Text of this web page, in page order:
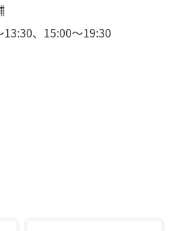
13:30、15:00〜19:30